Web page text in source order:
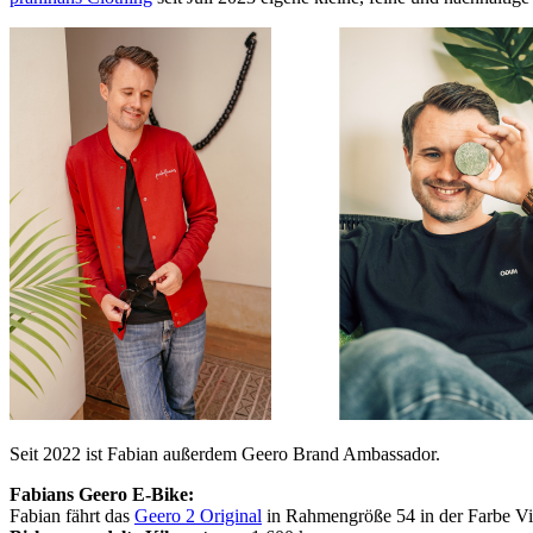
Seit 2022 ist Fabian außerdem Geero Brand Ambassador.
Fabians Geero E-Bike:
Fabian fährt das Geero 2 Original in Rahmengröße 54 in der Farbe